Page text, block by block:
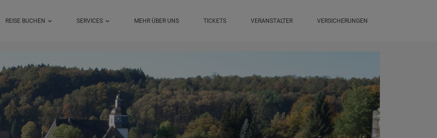
REISE BUCHEN SERVICES MEHR ÜBER UNS TICKETS VERANSTALTER VERSICHERUNGEN